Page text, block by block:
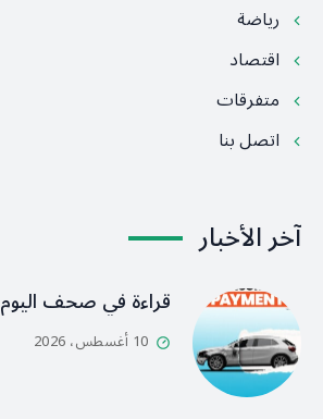
رياضة
اقتصاد
متفرقات
اتصل بنا
آخر الأخبار
قراءة في صحف اليوم
10 أغسطس، 2026